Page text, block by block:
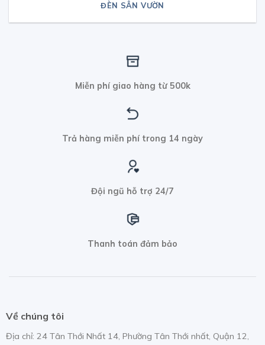
ĐÈN SÂN VƯỜN
Miễn phí giao hàng từ 500k
Trả hàng miễn phí trong 14 ngày
Đội ngũ hỗ trợ 24/7
Thanh toán đảm bảo
Về chúng tôi
Địa chỉ: 24 Tân Thới Nhất 14, Phường Tân Thới nhất, Quận 12,